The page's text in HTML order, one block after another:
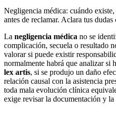
Negligencia médica: cuándo
antes de reclamar. Aclara tus
La negligencia médica no se
complicación, secuela o resultado
valorar si puede existir
normalmente habrá que analizar si
lex artis, si se produjo un daño
relación causal con la asistencia
toda mala evolución clínica
exige revisar la documentación y